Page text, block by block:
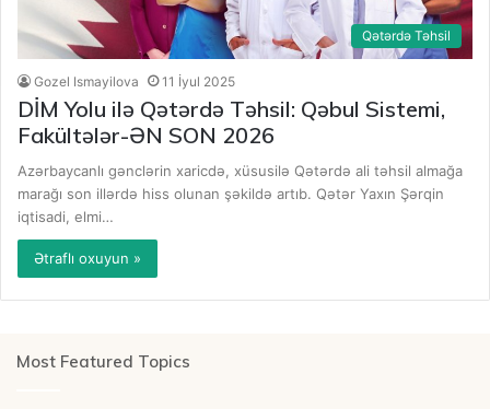
Qətərdə Təhsil
Gozel Ismayilova 11 İyul 2025
DİM Yolu ilə Qətərdə Təhsil: Qəbul Sistemi,
Fakültələr-ƏN SON 2026
Azərbaycanlı gənclərin xaricdə, xüsusilə Qətərdə ali təhsil almağa
marağı son illərdə hiss olunan şəkildə artıb. Qətər Yaxın Şərqin
iqtisadi, elmi…
Ətraflı oxuyun »
Most Featured Topics